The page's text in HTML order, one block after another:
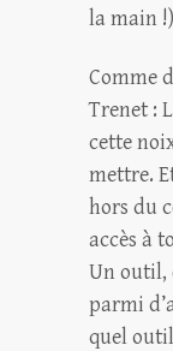
la main
Comme
Trenet :
cette
mettre.
hors du
accès à
Un outil,
parmi
quel